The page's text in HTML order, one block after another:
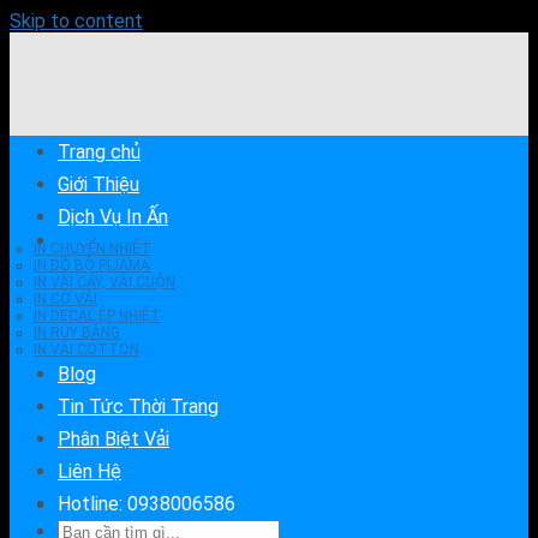
Skip to content
Trang chủ
Giới Thiệu
Dịch Vụ In Ấn
IN CHUYỂN NHIỆT
IN ĐỒ BỘ PIJAMA
IN VẢI CÂY, VẢI CUỘN
IN CỜ VẢI
IN DECAL ÉP NHIỆT
IN RUY BĂNG
IN VẢI COTTON
Blog
Tin Tức Thời Trang
Phân Biệt Vải
Liên Hệ
Hotline: 0938006586